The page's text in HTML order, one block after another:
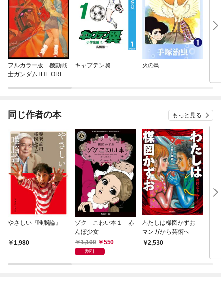
フルカラー版 機動戦
士ガンダムTHE ORIGI
キャプテン翼 火の鳥
版〕
同じ作者の本 もっと見る
やさしい『唯脳論』
1,980
ゾク こわい本１ 赤
んぼ少女
1,100
550
割引
わたしは楳図かずお
マンガから芸術へ
2,530
5年